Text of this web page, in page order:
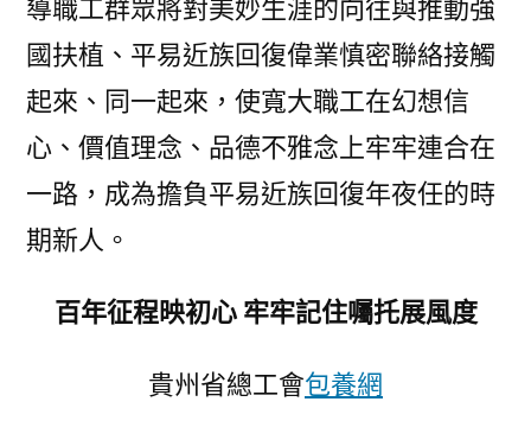
導職工群眾將對美妙生涯的向往與推動強
國扶植、平易近族回復偉業慎密聯絡接觸
起來、同一起來，使寬大職工在幻想信
心、價值理念、品德不雅念上牢牢連合在
一路，成為擔負平易近族回復年夜任的時
期新人。
百年征程映初心 牢牢記住囑托展風度
貴州省總工會包養網